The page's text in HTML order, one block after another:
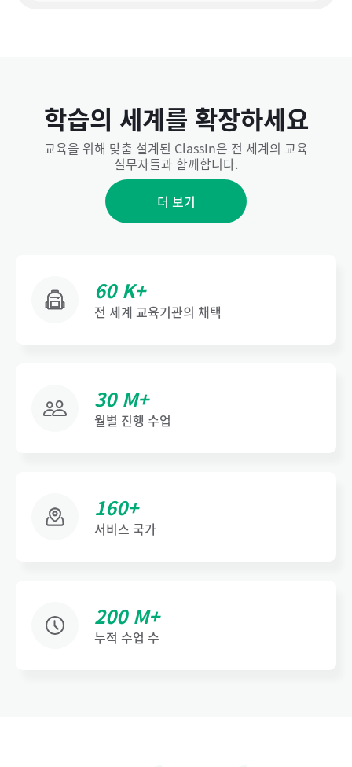
학습의 세계를 확장하세요
교육을 위해 맞춤 설계된 ClassIn은 전 세계의 교육
실무자들과 함께합니다.
더 보기
60 K+
전 세계 교육기관의 채택
30 M+
월별 진행 수업
160+
서비스 국가
200 M+
누적 수업 수